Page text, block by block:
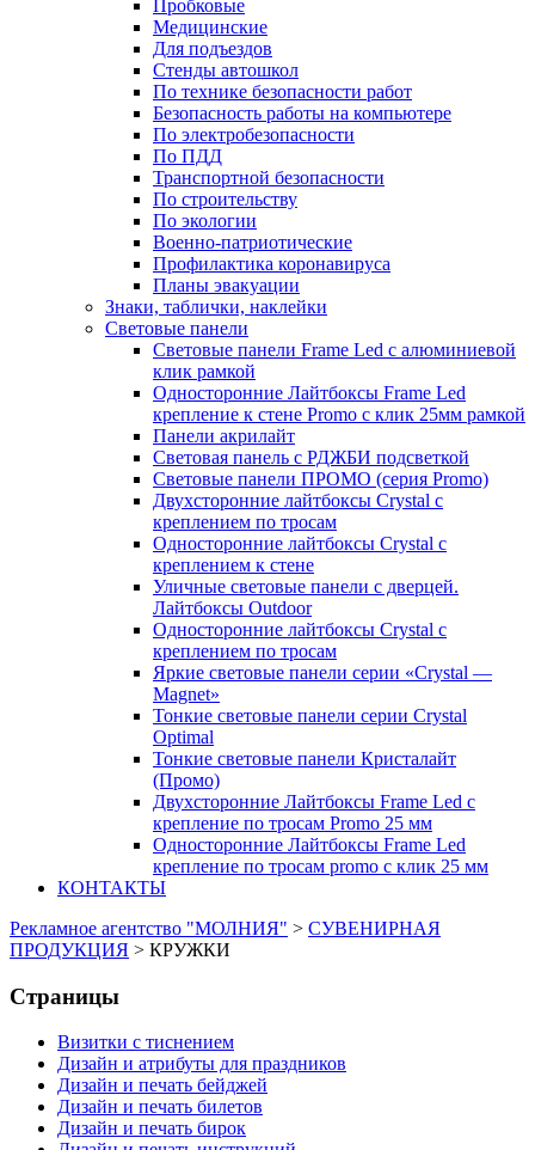
Пробковые
Медицинские
Для подъездов
Стенды автошкол
По технике безопасности работ
Безопасность работы на компьютере
По электробезопасности
По ПДД
Транспортной безопасности
По строительству
По экологии
Военно-патриотические
Профилактика коронавируса
Планы эвакуации
Знаки, таблички, наклейки
Световые панели
Световые панели Frame Led с алюминиевой
клик рамкой
Односторонние Лайтбоксы Frame Led
крепление к стене Promo с клик 25мм рамкой
Панели акрилайт
Световая панель с РДЖБИ подсветкой
Световые панели ПРОМО (серия Promo)
Двухсторонние лайтбоксы Crystal с
креплением по тросам
Односторонние лайтбоксы Crystal с
креплением к стене
Уличные световые панели с дверцей.
Лайтбоксы Outdoor
Односторонние лайтбоксы Crystal с
креплением по тросам
Яркие световые панели серии «Crystal —
Magnet»
Тонкие световые панели серии Crystal
Optimal
Тонкие световые панели Кристалайт
(Промо)
Двухсторонние Лайтбоксы Frame Led с
крепление по тросам Promo 25 мм
Односторонние Лайтбоксы Frame Led
крепление по тросам promo с клик 25 мм
КОНТАКТЫ
Рекламное агентство "МОЛНИЯ" > СУВЕНИРНАЯ
ПРОДУКЦИЯ > КРУЖКИ
Страницы
Визитки с тиснением
Дизайн и атрибуты для праздников
Дизайн и печать бейджей
Дизайн и печать билетов
Дизайн и печать бирок